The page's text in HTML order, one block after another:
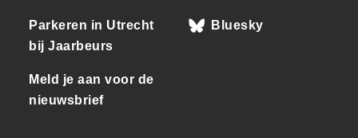
Parkeren in Utrecht
bij Jaarbeurs
Meld je aan voor de
nieuwsbrief
Bluesky